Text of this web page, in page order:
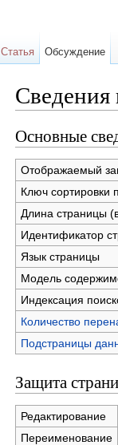
Основные
Отображаемый
Ключ сортировки
Длина страницы
Идентификатор
Язык страницы
Модель
Индексация
Количество
Подстраницы
Защита
Редактирование
Переименование
Статья Обсуждение